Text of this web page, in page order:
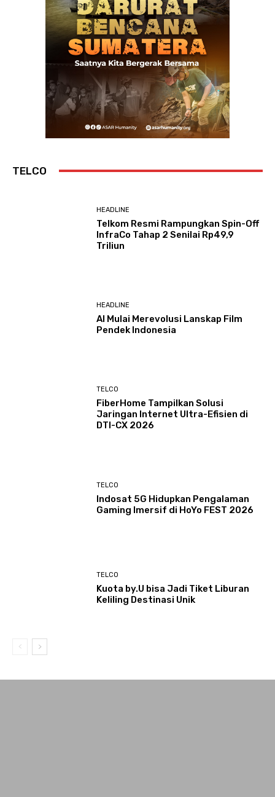
TELCO
HEADLINE
Telkom Resmi Rampungkan Spin-Off
InfraCo Tahap 2 Senilai Rp49,9
Triliun
HEADLINE
AI Mulai Merevolusi Lanskap Film
Pendek Indonesia
TELCO
FiberHome Tampilkan Solusi
Jaringan Internet Ultra-Efisien di
DTI-CX 2026
TELCO
Indosat 5G Hidupkan Pengalaman
Gaming Imersif di HoYo FEST 2026
TELCO
Kuota by.U bisa Jadi Tiket Liburan
Keliling Destinasi Unik